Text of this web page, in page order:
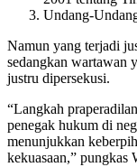
Undang-
Namun yang terjadi
sedangkan wartawan
justru dipersekusi.
“Langkah
penegak hukum di
menunjukkan
kekuasaan,” pungkas